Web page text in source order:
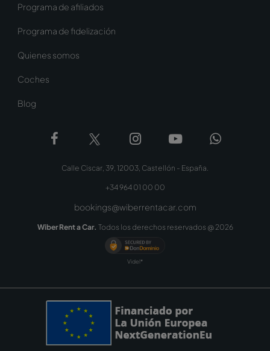
Programa de afiliados
Programa de fidelización
Quienes somos
Coches
Blog
Calle Ciscar, 39, 12003, Castellón - España.
+34 964 01 00 00
bookings@wiberrentacar.com
Wiber Rent a Car. Todos los derechos reservados @ 2026
Videl*